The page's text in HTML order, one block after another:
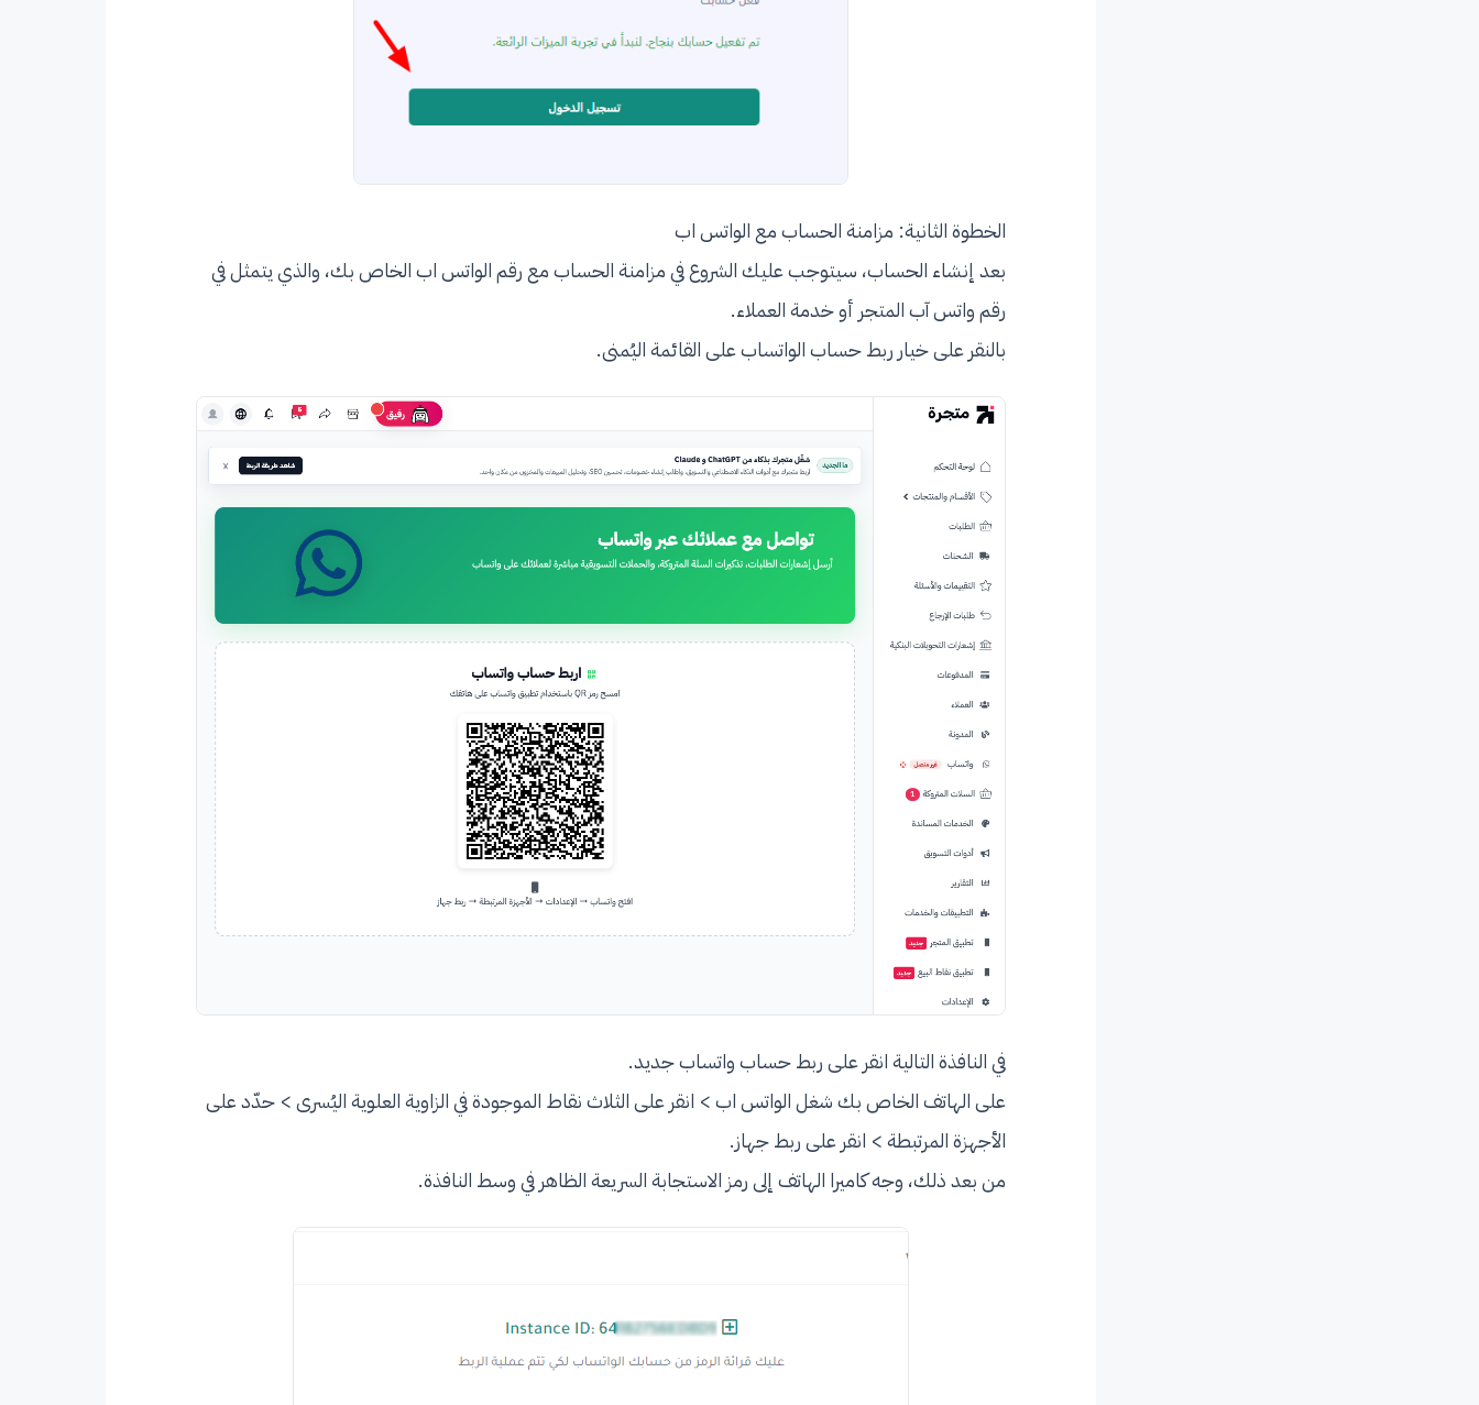
الخطوة الثانية: مزامنة الحساب مع الواتس اب
بعد إنشاء الحساب، سيتوجب عليك الشروع في مزامنة الحساب مع رقم الواتس اب الخاص بك، والذي يتمثل في
رقم واتس آب المتجر أو خدمة العملاء.
بالنقر على خيار ربط حساب الواتساب على القائمة اليُمنى.
في النافذة التالية انقر على ربط حساب واتساب جديد.
على الهاتف الخاص بك شغل الواتس اب > انقر على الثلاث نقاط الموجودة في الزاوية العلوية اليُسرى > حدّد على
الأجهزة المرتبطة > انقر على ربط جهاز.
من بعد ذلك، وجه كاميرا الهاتف إلى رمز الاستجابة السريعة الظاهر في وسط النافذة.